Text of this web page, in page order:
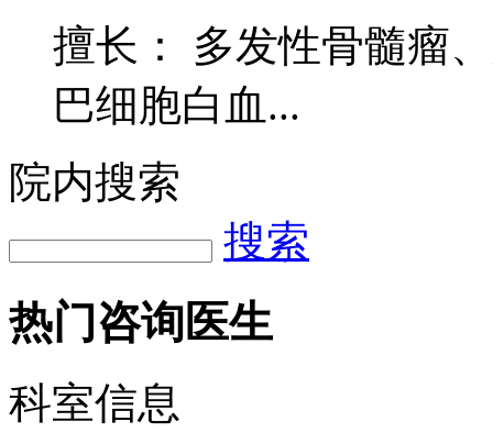
擅长： 多发性骨髓瘤
巴细胞白血...
院内搜索
搜索
热门咨询医生
科室信息